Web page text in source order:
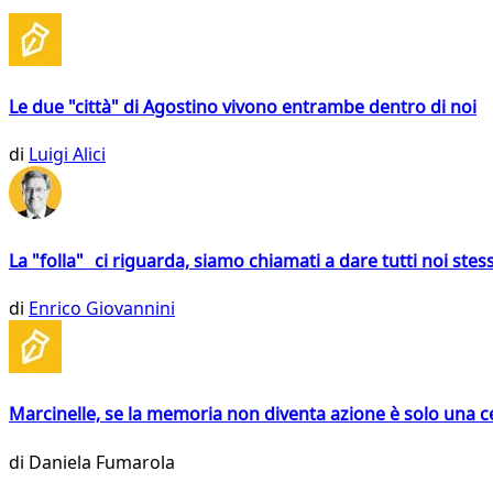
Le due "città" di Agostino vivono entrambe dentro di noi
di Luigi Alici
La "folla" ci riguarda, siamo chiamati a dare tutti noi
di Enrico Giovannini
Marcinelle, se la memoria non diventa azione è solo una
di Daniela Fumarola